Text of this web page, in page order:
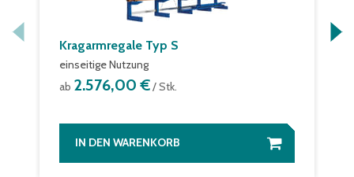
Kragarmregale Typ S
einseitige Nutzung
ab 2.576,00 €/ Stk.
IN DEN WARENKORB